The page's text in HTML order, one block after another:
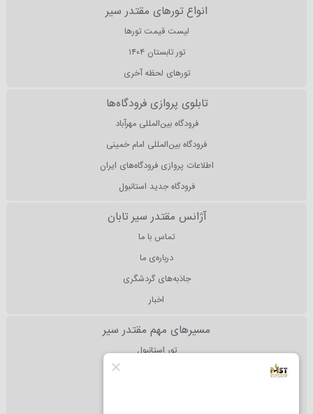
انواع تورهای مقتدر سیر
لیست قیمت تورها
تور تابستان ۱۴۰۴
تورهای لحظه آخری
تابلوی پروازی فرودگاه‌ها
فرودگاه بین‌المللی مهرآباد
فرودگاه بین‌المللی امام خمینی
اطلاعات پروازی فرودگاه‌های ایران
فرودگاه جدید استانبول
آژانس مقتدر سیر تابان
تماس با ما
درباره‌ی ما
جاذبه‌های گردشگری
اخبار
مسیرهای مهم مقتدر سیر
تور استانبول